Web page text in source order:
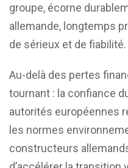
groupe, écorne
allemande, longtemps
de sérieux et de fiabilité.
Au-delà des pertes
tournant : la confiance
autorités européennes
les normes
constructeurs